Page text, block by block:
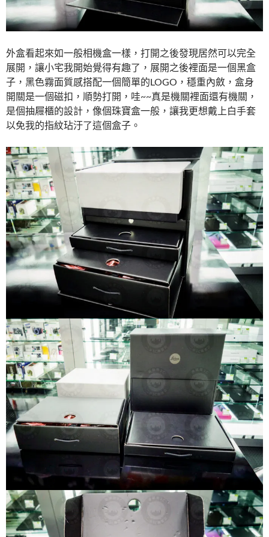
外盒看起來如一般相機盒一樣，打開之後發現居然可以完全
展開，讓小宅我開始覺得有趣了，展開之後裡面是一個黑盒
子，黑色霧面質感搭配一個簡單的LOGO，穩重內斂，盒身
開關是一個磁扣，順勢打開，哇~~真是機關裡面還有機關，
是個抽屜櫃的設計，像個珠寶盒一般，讓我更想戴上白手套
以免我的指紋玷汙了這個盒子。